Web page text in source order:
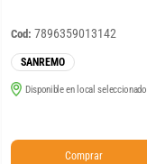
Cod: 7896359013142
SANREMO
Disponible en local seleccionado
Comprar